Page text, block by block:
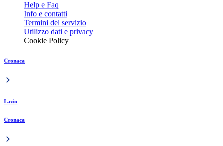
Help e Faq
Info e contatti
Termini del servizio
Utilizzo dati e privacy
Cookie Policy
Cronaca
Lazio
Cronaca